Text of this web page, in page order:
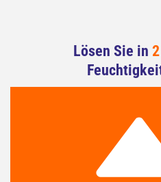
Lösen Sie in